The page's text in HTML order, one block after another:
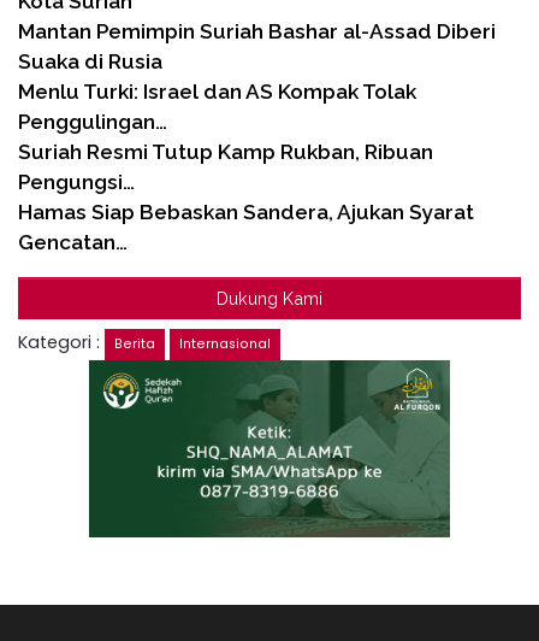
Mantan Pemimpin Suriah Bashar al-Assad Diberi
Suaka di Rusia
Menlu Turki: Israel dan AS Kompak Tolak
Penggulingan…
Suriah Resmi Tutup Kamp Rukban, Ribuan
Pengungsi…
Hamas Siap Bebaskan Sandera, Ajukan Syarat
Gencatan…
Dukung Kami
Kategori : Berita Internasional